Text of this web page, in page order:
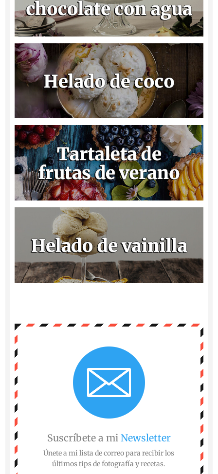
Suscríbete a mi Newsletter
Únete a mi lista de correo para recibir los
últimos tips de fotografía y recetas.